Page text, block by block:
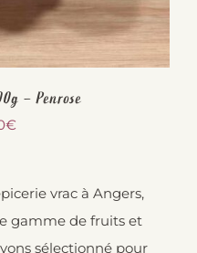
– Penrose
€
vrac à Angers,
gamme de fruits et
sélectionné pour